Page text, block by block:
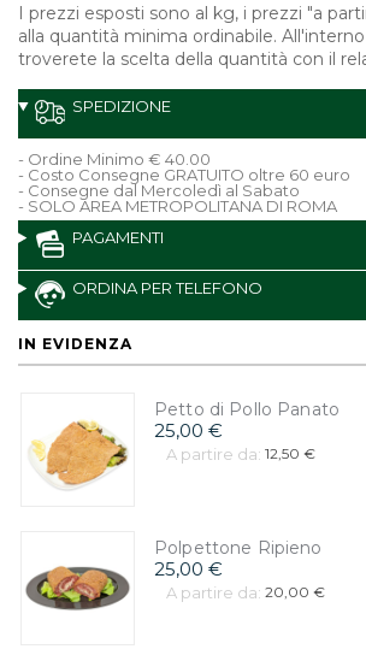
I prezzi esposti sono al kg, i prezzi "a
alla quantità minima ordinabile.
troverete la scelta della quantità con il
SPEDIZIONE
- Ordine Minimo € 40.00
- Costo Consegne GRATUITO oltre 60 euro
- Consegne dal Mercoledì al Sabato
- SOLO AREA METROPOLITANA DI ROMA
PAGAMENTI
ORDINA PER TELEFONO
IN EVIDENZA
Petto di Pollo Panato
25,00 €
A partire da: 12,50 €
Polpettone Ripieno
25,00 €
A partire da: 20,00 €